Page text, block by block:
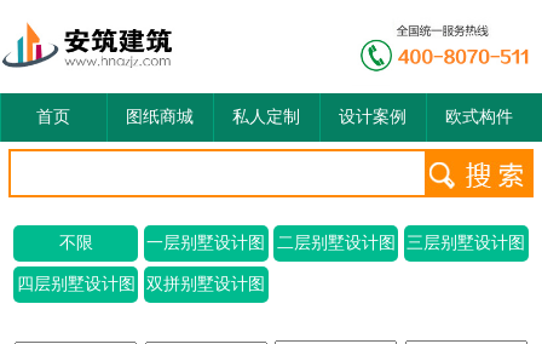
首页 图纸商城 私人定制 设计案例 欧式构件
不限 一层别墅设计图 二层别墅设计图 三层别墅设计图
四层别墅设计图 双拼别墅设计图